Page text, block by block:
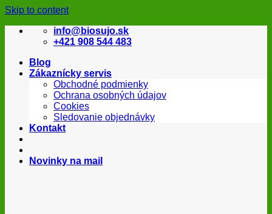
Skip to content
info@biosujo.sk
+421 908 544 483
Blog
Zákaznícky servis
Obchodné podmienky
Ochrana osobných údajov
Cookies
Sledovanie objednávky
Kontakt
Novinky na mail